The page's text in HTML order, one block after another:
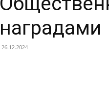
наградами
26.12.2024